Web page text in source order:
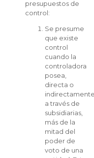
presupuestos de
control:
Se presume
que existe
control
cuando la
controladora
posea,
directa o
indirectamente
a través de
subsidiarias,
más de la
mitad del
poder de
voto de una